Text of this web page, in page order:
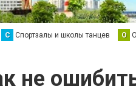
С Спортзалы и школы танцев О
не